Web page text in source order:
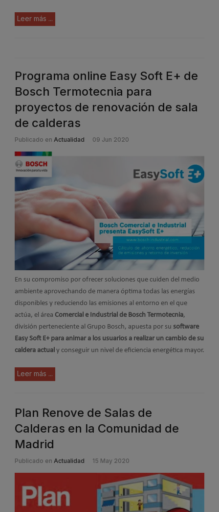
Leer más ...
Programa online Easy Soft E+ de
Bosch Termotecnia para
proyectos de renovación de sala
de calderas
Publicado en Actualidad 09 Jun 2020
En su compromiso por ofrecer soluciones que cuiden del medio
ambiente aprovechando de manera óptima todas las energías
disponibles y reduciendo las emisiones al entorno en el que
actúa, el área Comercial e Industrial de Bosch Termotecnia,
división perteneciente al Grupo Bosch, apuesta por su software
Easy Soft E+ para animar a los usuarios a realizar un cambio de su
caldera actual y conseguir un nivel de eficiencia energética mayor.
Leer más ...
Plan Renove de Salas de
Calderas en la Comunidad de
Madrid
Publicado en Actualidad 15 May 2020